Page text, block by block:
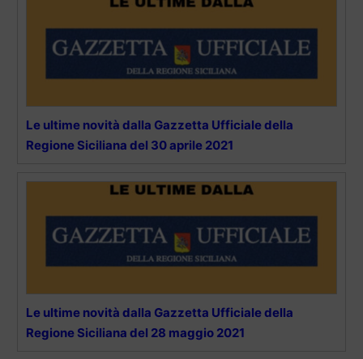
Le ultime novità dalla Gazzetta Ufficiale della
Regione Siciliana del 30 aprile 2021
Le ultime novità dalla Gazzetta Ufficiale della
Regione Siciliana del 28 maggio 2021